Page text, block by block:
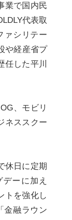
業で国内民
代表取
ァシリテー
や経産省プ
任した平川
、モビリ
ネススクー
休日に定期
ーに加え
トを強化し
金融ラウン